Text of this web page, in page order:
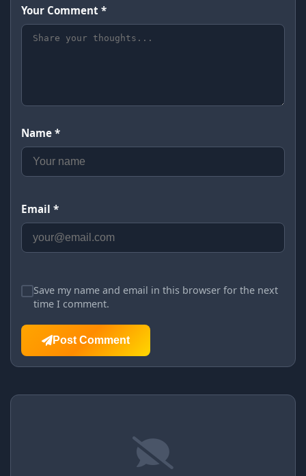
Your Comment *
Name *
Email *
Save my name and email in this browser for the next
time I comment.
Post Comment